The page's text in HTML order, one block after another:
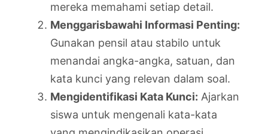
mereka memahami setiap detail.
Menggarisbawahi Informasi Penting:
Gunakan pensil atau stabilo untuk
menandai angka-angka, satuan, dan
kata kunci yang relevan dalam soal.
Mengidentifikasi Kata Kunci: Ajarkan
siswa untuk mengenali kata-kata